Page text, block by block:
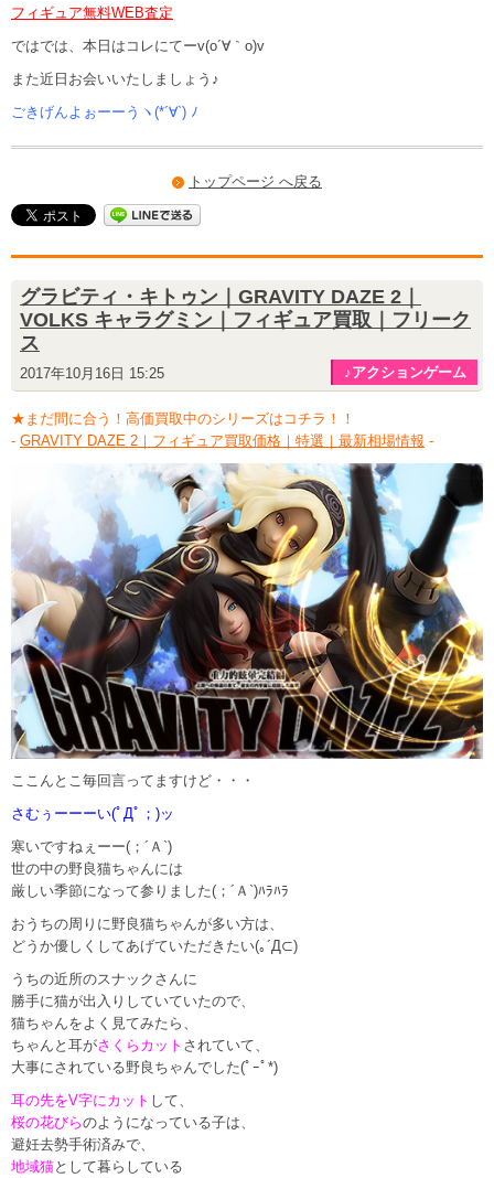
フィギュア無料WEB査定
ではでは、本日はコレにてーv(o´∀｀o)v
また近日お会いいたしましょう♪
ごきげんよぉーーうヽ(*´∀`) ﾉ
トップページ へ戻る
グラビティ・キトゥン｜GRAVITY DAZE 2｜
VOLKS キャラグミン｜フィギュア買取｜フリーク
ス
2017年10月16日 15:25 ♪アクションゲーム
★まだ間に合う！高価買取中のシリーズはコチラ！！
- GRAVITY DAZE 2｜フィギュア買取価格｜特選｜最新相場情報 -
ここんとこ毎回言ってますけど・・・
さむぅーーーい(ﾟДﾟ；)ッ
寒いですねぇーー(；´Ａ`)
世の中の野良猫ちゃんには
厳しい季節になって参りました(；´Ａ`)ﾊﾗﾊﾗ
おうちの周りに野良猫ちゃんが多い方は、
どうか優しくしてあげていただきたい(｡´Д⊂)
うちの近所のスナックさんに
勝手に猫が出入りしていていたので、
猫ちゃんをよく見てみたら、
ちゃんと耳がさくらカット されていて、
大事にされている野良ちゃんでした(ﾟｰﾟ*)
耳の先をV字にカット して、
桜の花びらのようになっている子は、
避妊去勢手術済みで、
地域猫として暮らしている